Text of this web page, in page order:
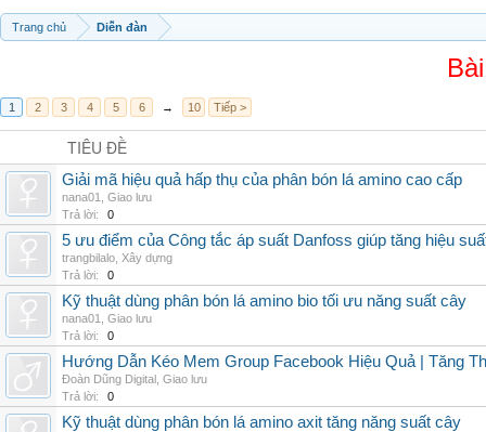
Trang chủ Diễn đàn
1 2 3 4 5 6 → 10 Tiếp >
TIÊU ĐỀ
Giải mã hiệu quả hấp thụ của phân bón lá amino cao cấp
nana01
Giao lưu
Trả lời:
0
5 ưu điểm của Công tắc áp suất Danfoss giúp tăng hiệu
trangbilalo Xây dựng
Trả lời:
0
Kỹ thuật dùng phân bón lá amino bio tối ưu năng suất cây
nana01
Giao lưu
Trả lời:
0
Hướng Dẫn Kéo Mem Group Facebook Hiệu Quả | Tăng
Đoàn Dũng Digital Giao lưu
Trả lời:
0
Kỹ thuật dùng phân bón lá amino axit tăng năng suất cây